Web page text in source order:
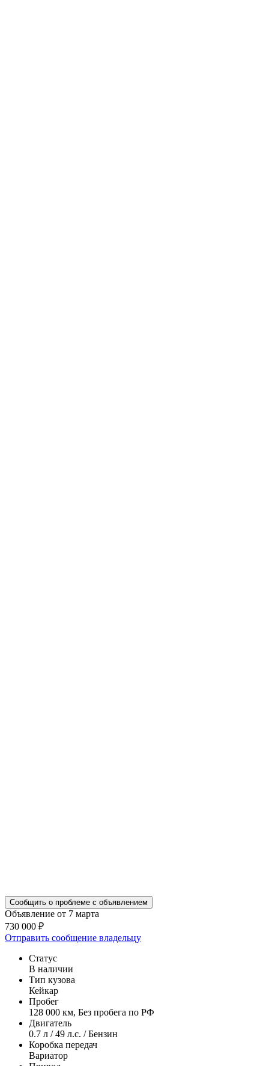
Сообщить о проблеме с объявлением
Объявление от 7 марта
730 000 ₽
Отправить сообщение владельцу
Статус
В наличии
Тип кузова
Кейкар
Пробег
128 000 км, Без пробега по РФ
Двигатель
0.7 л / 49 л.с. / Бензин
Коробка передач
Вариатор